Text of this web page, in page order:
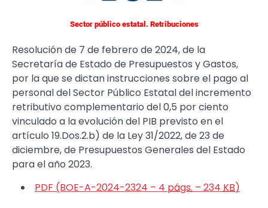
Sector público estatal. Retribuciones
Resolución de 7 de febrero de 2024, de la
Secretaría de Estado de Presupuestos y Gastos,
por la que se dictan instrucciones sobre el pago al
personal del Sector Público Estatal del incremento
retributivo complementario del 0,5 por ciento
vinculado a la evolución del PIB previsto en el
artículo 19.Dos.2.b) de la Ley 31/2022, de 23 de
diciembre, de Presupuestos Generales del Estado
para el año 2023.
PDF (BOE-A-2024-2324 – 4 págs. – 234 KB)